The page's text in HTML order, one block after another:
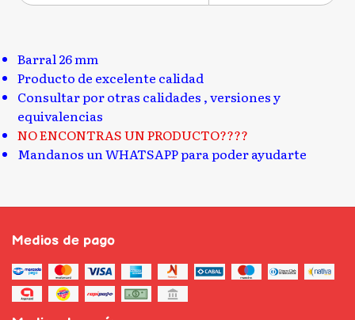
Barral 26 mm
Producto de excelente calidad
Consultar por otras calidades , versiones y
equivalencias
NO ENCONTRAS UN PRODUCTO????
Mandanos un WHATSAPP para poder ayudarte
Medios de pago